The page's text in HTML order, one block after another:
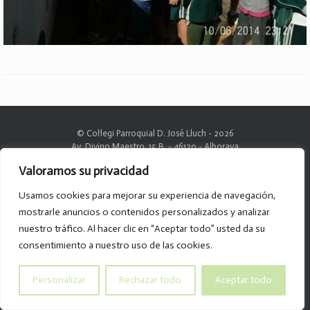
Valoramos su privacidad
Usamos cookies para mejorar su experiencia de navegación,
mostrarle anuncios o contenidos personalizados y analizar
nuestro tráfico. Al hacer clic en “Aceptar todo” usted da su
consentimiento a nuestro uso de las cookies.
Personalizar Rechazar todo Aceptar todo
© Col·legi Parroquial D. José Lluch - 2026
Av. Divino Maestro, 15 B. - 46120 - Alboraya
info@col-legiparroquialdonjoselluch.es